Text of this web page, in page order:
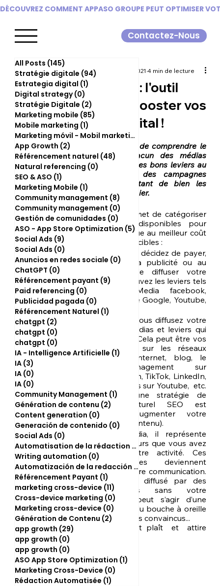
Contactez-Nous
DÉCOUVREZ COMMENT APPASO GROUPE PEUT OPTIMISER
Méthode POEM : l'outil
essentiel pour booster vos
ventes sur le digital !
Camille Trombini 24 sept. 20214 min de lecture
Il est parfois compliqué de comprendre le
fonctionnement de chacun des médias
existants. Pour agir sur les bons leviers au
bon moment et faire des campagnes
efficaces, il est important de bien les
connaître et les différencier.
La méthode POEM permet de catégoriser
les différents leviers disponibles pour
promouvoir votre marque au meilleur coût
et envers vos meilleures cibles :
P : Paid Media, vous décidez de payer,
de faire appel à la publicité ou au
sponsoring afin de diffuser votre
contenu. Vous retrouvez les leviers tels
que le Social Media facebook,
instagram ou encore Google, Youtube,
RTB, le display perf.
O : Owned Media, vous diffusez votre
contenu par les médias et leviers qui
vous sont propres. Cela peut être vos
chaînes et profils sur les réseaux
sociaux, un site internet, blog, le
community management sur
Facebook, instagram, TikTok, LinkedIn,
la diffusion de vidéos sur Youtube,  etc.
(sur ce dernier, une stratégie de
référencement naturel SEO est
possible pour augmenter votre
visibilité sur votre contenu).
EM : Earned Media, il représente
l’ensemble des acteurs que vous avez
convaincu par votre activité. Ces
personnes/entreprises deviennent
donc acteurs de votre communication.
Votre contenu est diffusé par des
médias extérieurs sans votre
consentement. Il peut s’agir d’une
couverture presse, du bouche à oreille
réalisé par des clients convaincus...
Votre projet ou concept plaît  et  attire
l’attention.
All Posts (145)
Stratégie digitale (94)
Estrategia digital (1)
Digital strategy(0)
Stratégie Digitale (2)
Marketing mobile (85)
Mobile marketing (1)
Marketing móvil - Mobil marketing
App Growth (2)
Référencement naturel (48)
48 posts
Natural referencing (0)
SEO & ASO (1)
Marketing Mobile (1)
Community management (8)
8 posts
Community management (0)
Gestión de comunidades (0)
0 post
ASO - App Store Optimization (5) 5 posts
Social Ads (9)
Social Ads (0)
Anuncios en redes sociale (0)
0 post
ChatGPT (0)
Référencement payant (9)
Paid referencing (0)
Publicidad pagada (0)
Référencement Naturel (1)
chatgpt (2)
chatgpt (0)
chatgpt (0)
IA - Intelligence Artificielle (1)
IA (3)
IA (0)
IA (0)
Community Management (1)
1 post
Génération de contenu (2)
Content generation (0)
Generación de contenido (0)
0 post
Social Ads (0)
Automatisation de la rédaction (2)2 posts
Writing automation (0)
Automatización de la redacción (0)0 post
Référencement Payant (1)
marketing cross-device (11)
11 posts
Cross-device marketing (0)
0 post
Marketing cross-device (0)
Génération de Contenu (2)
2 posts
app growth (29)
app growth (0)
app growth (0)
ASO App Store Optimization (1)
Marketing Cross-Device (0)
Rédaction Automatisée (1)